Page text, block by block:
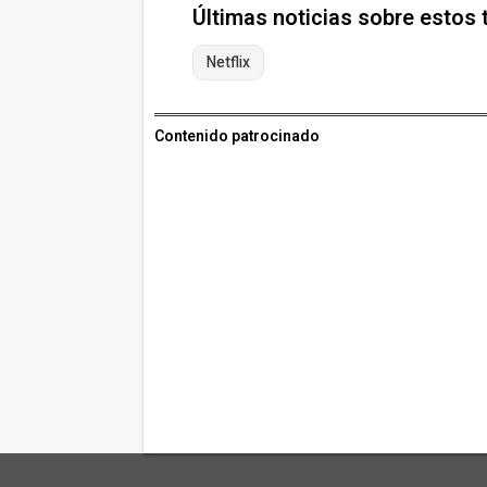
Últimas noticias sobre estos
Netflix
Contenido patrocinado